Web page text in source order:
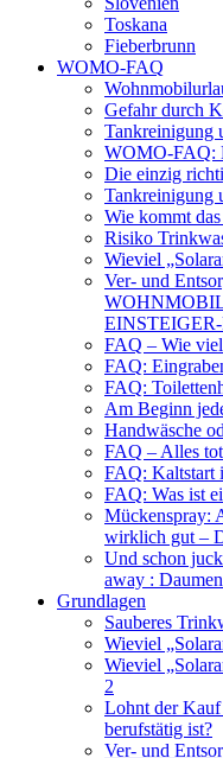
Toskana
Fieberbrunn
WOMO-FAQ
Gefahr durch
Tankreinigung
WOMO-FAQ:
Die einzig
Tankreinigung
Wie kommt
Risiko
Wieviel
Ver- und
FAQ – Wie
FAQ:
FAQ:
Am Beginn
Handwäsche
FAQ – Alles
FAQ: Kaltstart
FAQ: Was ist
Mückenspray:
wirklich gut –
Und schon
away :
Grundlagen
Sauberes
Wieviel
Wieviel
2
Lohnt der Kauf
berufstätig ist?
Ver- und